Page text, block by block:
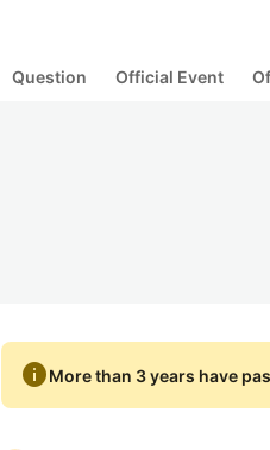
Question Official Event
infoMore than 3 years have